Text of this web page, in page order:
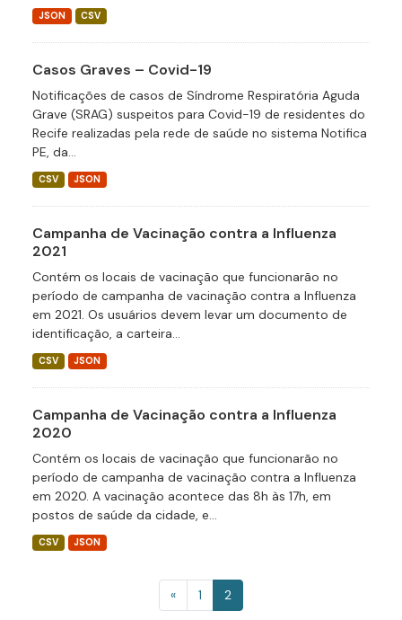
JSON CSV
Casos Graves – Covid-19
Notificações de casos de Síndrome Respiratória Aguda
Grave (SRAG) suspeitos para Covid-19 de residentes do
Recife realizadas pela rede de saúde no sistema Notifica
PE, da...
CSV JSON
Campanha de Vacinação contra a Influenza
2021
Contém os locais de vacinação que funcionarão no
período de campanha de vacinação contra a Influenza
em 2021. Os usuários devem levar um documento de
identificação, a carteira...
CSV JSON
Campanha de Vacinação contra a Influenza
2020
Contém os locais de vacinação que funcionarão no
período de campanha de vacinação contra a Influenza
em 2020. A vacinação acontece das 8h às 17h, em
postos de saúde da cidade, e...
CSV JSON
« 1 2